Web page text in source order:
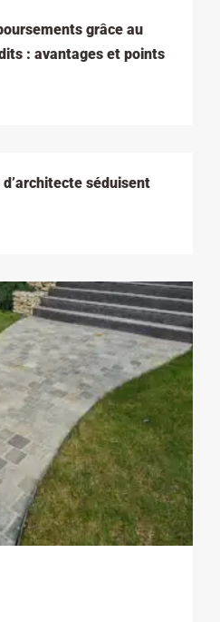
grâce au
: avantages et points
séduisent